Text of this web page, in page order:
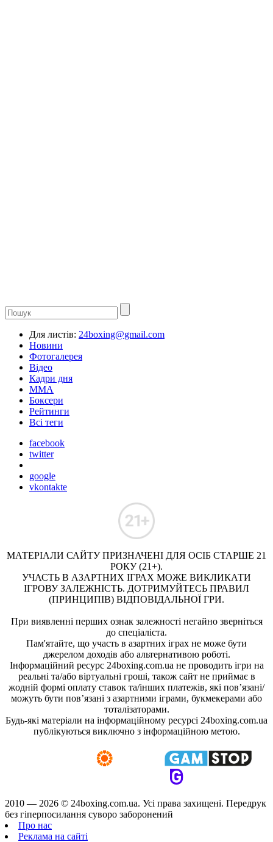
Для листів: 24boxing@gmail.com
Новини
Фотогалерея
Відео
Кадри дня
ММА
Боксери
Рейтинги
Всі теги
facebook
twitter
google
vkontakte
МАТЕРІАЛИ САЙТУ ПРИЗНАЧЕНІ ДЛЯ ОСІБ СТАРШЕ 21
РОКУ (21+).
УЧАСТЬ В АЗАРТНИХ ІГРАХ МОЖЕ ВИКЛИКАТИ
ІГРОВУ ЗАЛЕЖНІСТЬ. ДОТРИМУЙТЕСЬ ПРАВИЛ
(ПРИНЦИПІВ) ВІДПОВІДАЛЬНОЇ ГРИ.
При виявленні перших ознак залежності негайно зверніться
до спеціаліста.
Пам'ятайте, що участь в азартних іграх не може бути
джерелом доходів або альтернативою роботі.
Інформаційний ресурс 24boxing.com.ua не проводить ігри на
реальні та/або віртуальні гроші, також сайт не приймає в
жодній формі оплату ставок та/інших платежів, які пов’язані/
можуть бути пов’язані з азартними іграми, букмекерами або
тоталізаторами.
Будь-які матеріали на інформаційному ресурсі 24boxing.com.ua
публікуються виключно з інформаційною метою.
2010 — 2026 © 24boxing.com.ua. Усi права захищенi. Передрук
без гіперпосилання суворо заборонений
Про нас
Реклама на сайті